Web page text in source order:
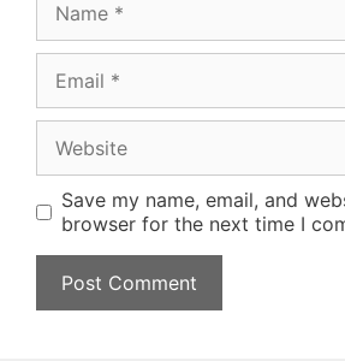
Save my name, email, and
browser for the next time I